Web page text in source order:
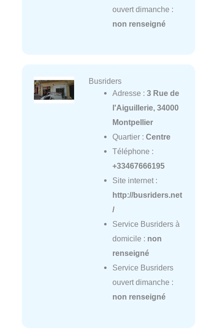
ouvert dimanche :
non renseigné
Busriders
Adresse : 3 Rue de
l'Aiguillerie, 34000
Montpellier
Quartier : Centre
Téléphone :
+33467666195
Site internet :
http://busriders.net
/
Service Busriders à
domicile : non
renseigné
Service Busriders
ouvert dimanche :
non renseigné